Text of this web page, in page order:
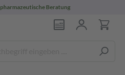
pharmazeutische Beratung